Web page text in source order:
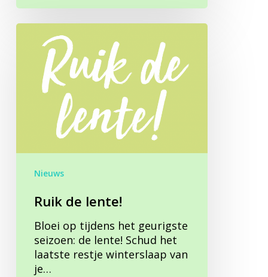
Ruik
Nieuws
Ruik de lente!
Bloei op tijdens het geurigste
seizoen: de lente! Schud het
laatste restje winterslaap van
je…